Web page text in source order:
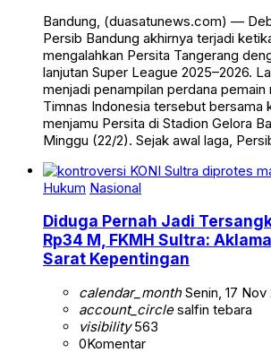
Bandung, (duasatunews.com) —
Persib Bandung akhirnya terjadi
mengalahkan Persita Tangerang
lanjutan Super League 2025–2026.
menjadi penampilan perdana pemain
Timnas Indonesia tersebut bersama
menjamu Persita di Stadion Gelora
Minggu (22/2). Sejak awal laga,
Hukum Nasional
Diduga Pernah Jadi
Rp34 M, FKMH Sultra:
Sarat Kepentingan
calendar_monthSenin, 17 Nov
account_circlesalfin tebara
visibility563
0Komentar